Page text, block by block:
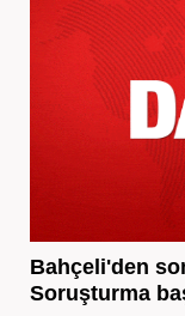
Bahçeli'den
Soruşturma